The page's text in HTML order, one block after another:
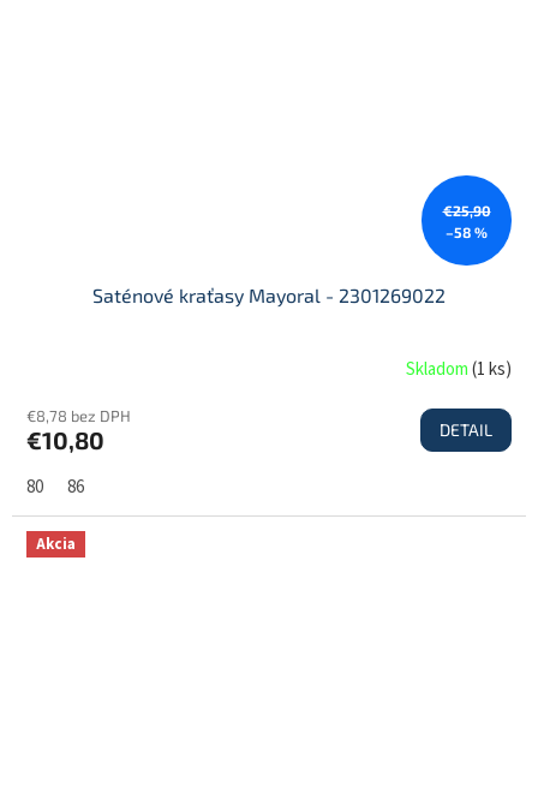
€25,90
–58 %
Saténové kraťasy Mayoral - 2301269022
Skladom(1 ks)
€8,78 bez DPH
€10,80 DETAIL
80 86
Akcia